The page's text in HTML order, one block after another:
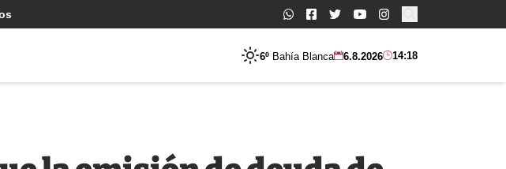
Buscar:
6º Bahía Blanca 6.8.2026 14:18